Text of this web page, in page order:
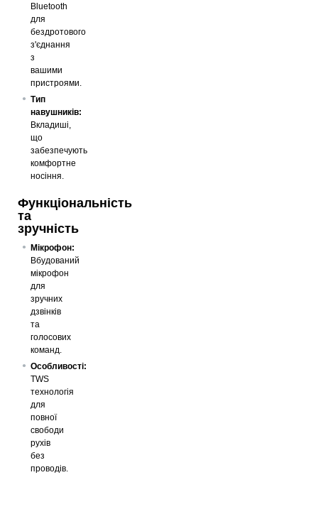
Bluetooth
для
бездротового
з'єднання
з
вашими
пристроями.
Тип
навушників:
Вкладиші,
що
забезпечують
комфортне
носіння.
Функціональність
та
зручність
Мікрофон:
Вбудований
мікрофон
для
зручних
дзвінків
та
голосових
команд.
Особливості:
TWS
технологія
для
повної
свободи
рухів
без
проводів.